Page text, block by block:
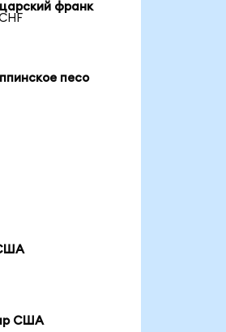
франк
песо
США